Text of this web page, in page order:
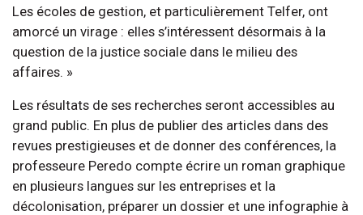
Les écoles de gestion, et particulièrement Telfer, ont
amorcé un virage : elles s’intéressent désormais à la
question de la justice sociale dans le milieu des
affaires. »
Les résultats de ses recherches seront accessibles au
grand public. En plus de publier des articles dans des
revues prestigieuses et de donner des conférences, la
professeure Peredo compte écrire un roman graphique
en plusieurs langues sur les entreprises et la
décolonisation, préparer un dossier et une infographie à